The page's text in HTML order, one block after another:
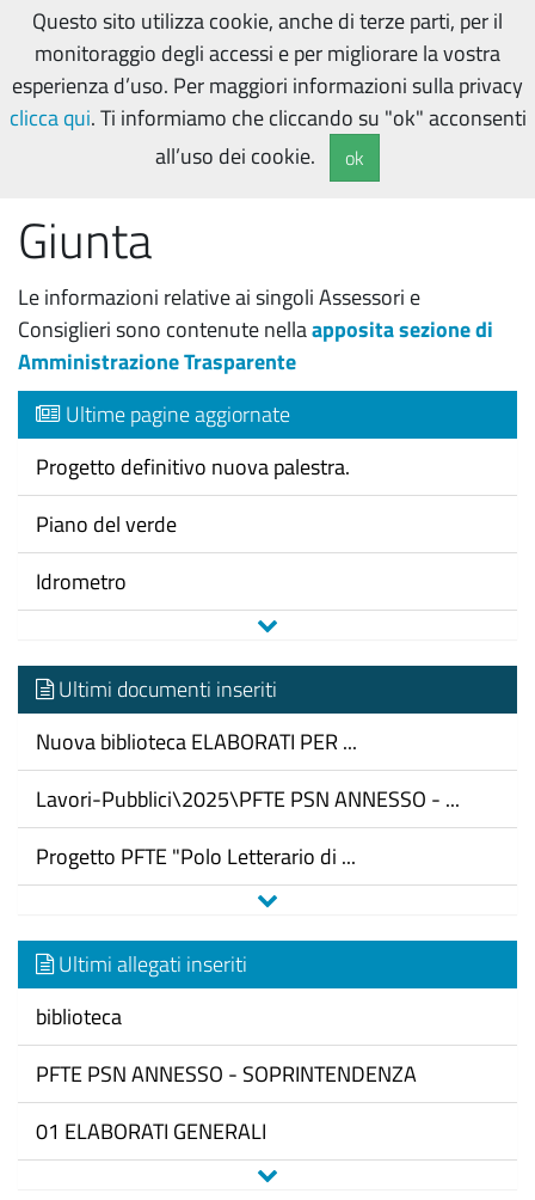
Home Giunta
Giunta
Le informazioni relative ai singoli Assessori e
Consiglieri sono contenute nellaapposita sezione di
Amministrazione Trasparente
Ultime pagine aggiornate
Progetto definitivo nuova palestra.
Piano del verde
Idrometro
Ultimi documenti inseriti
Nuova biblioteca ELABORATI PER ...
Lavori-Pubblici\2025\PFTE PSN ANNESSO - ...
Progetto PFTE "Polo Letterario di ...
Ultimi allegati inseriti
biblioteca
PFTE PSN ANNESSO - SOPRINTENDENZA
01 ELABORATI GENERALI
Questo sito utilizza cookie, anche di terze parti, per il
monitoraggio degli accessi e per migliorare la vostra
esperienza d’uso. Per maggiori informazioni sulla privacy
clicca qui. Ti informiamo che cliccando su "ok" acconsenti
all’uso dei cookie.
ok